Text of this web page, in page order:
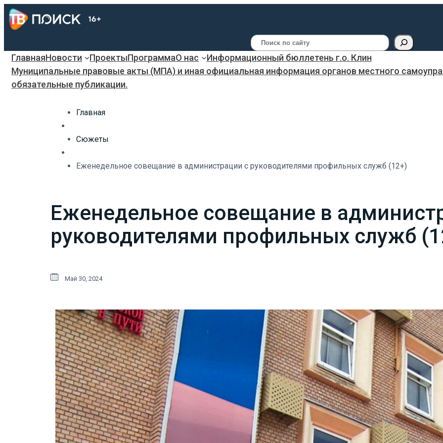
Поиск
ГлавнаяНовости ПроектыПрограммаО нас
Информационный бюллетень г.о. Клин
Муниципальные правовые акты (МПА) и иная официальная информация органов местного
обязательные публикации.
Главная
Сюжеты
Еженедельное совещание в администрации с руководителями профильных служб (12+)
Еженедельное совещание в
руководителями профильных служб
Май 30, 2024